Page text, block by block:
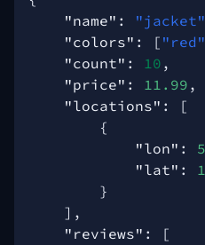
"name" : "jacket"
"colors" : [ "red"
"count" : 10 ,
"price" : 11.99 ,
"locations" :
[
{
"lon" :
"lat" :
}
],
"reviews" :
[